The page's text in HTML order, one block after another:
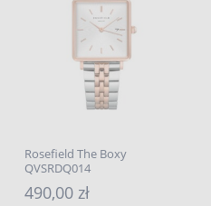
Rosefield The Boxy
QVSRDQ014
490,00 zł